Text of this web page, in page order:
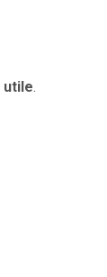
utile.